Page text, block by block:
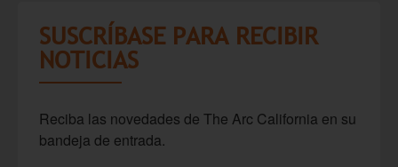
SUSCRÍBASE PARA RECIBIR
NOTICIAS
Reciba las novedades de The Arc California en su
bandeja de entrada.